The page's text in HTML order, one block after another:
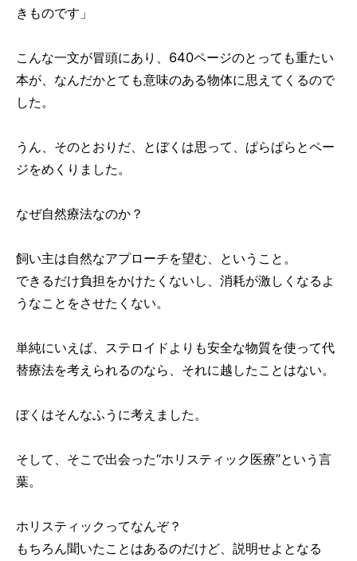
きものです」
こんな一文が冒頭にあり、640ページのとっても重たい
本が、なんだかとても意味のある物体に思えてくるので
した。
うん、そのとおりだ、とぼくは思って、ぱらぱらとペー
ジをめくりました。
なぜ自然療法なのか？
飼い主は自然なアプローチを望む、ということ。
できるだけ負担をかけたくないし、消耗が激しくなるよ
うなことをさせたくない。
単純にいえば、ステロイドよりも安全な物質を使って代
替療法を考えられるのなら、それに越したことはない。
ぼくはそんなふうに考えました。
そして、そこで出会った“ホリスティック医療”という言
葉。
ホリスティックってなんぞ？
もちろん聞いたことはあるのだけど、説明せよとなる